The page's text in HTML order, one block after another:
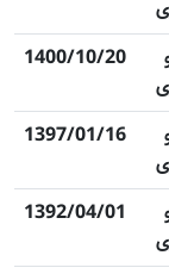
1400/10/20
1397/01/16
1392/04/01